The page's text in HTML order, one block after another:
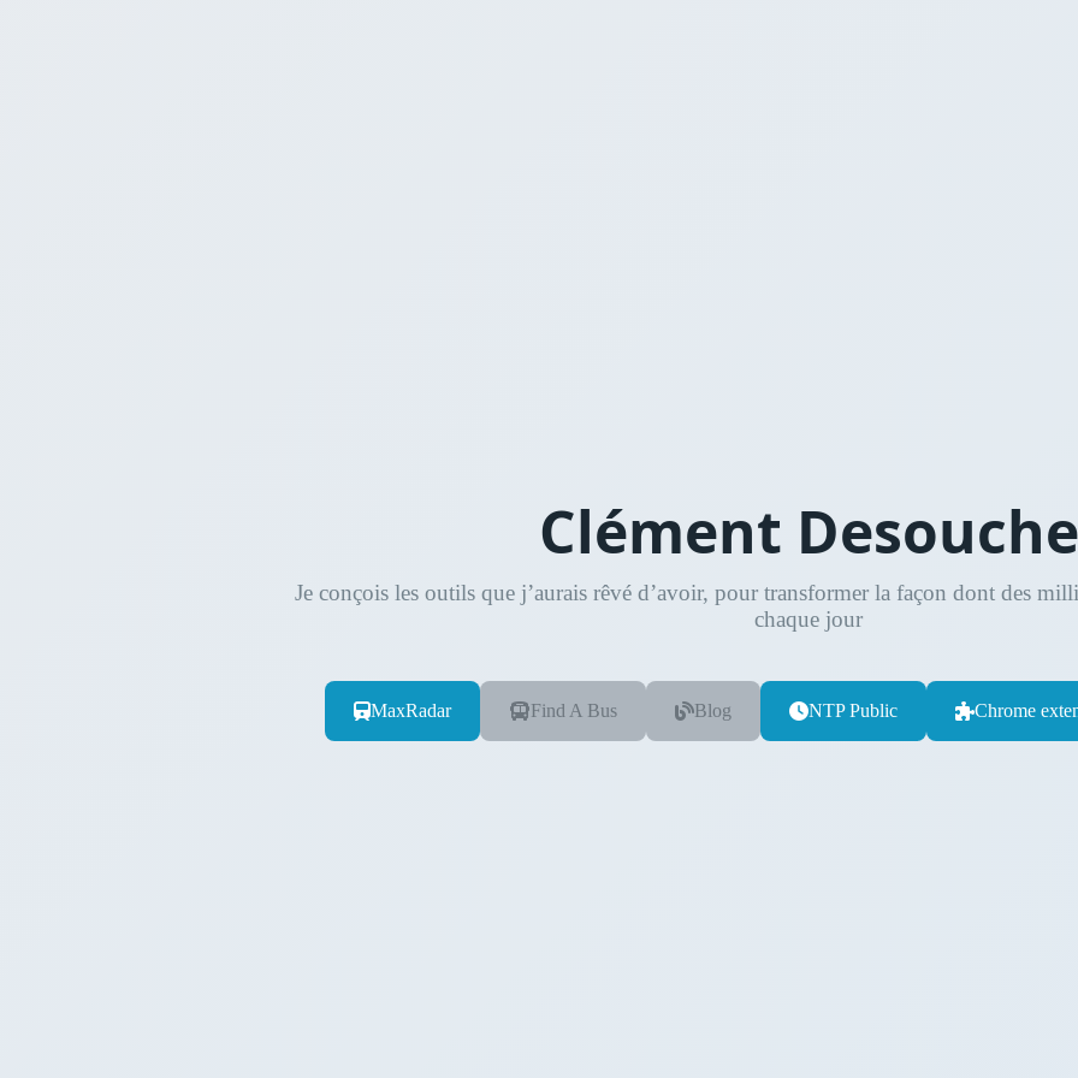
Clément Desouche
Je conçois les outils que j’aurais rêvé d’avoir, pour transformer la façon dont des
chaque jour
MaxRadar Find A Bus Blog NTP Public Chrome